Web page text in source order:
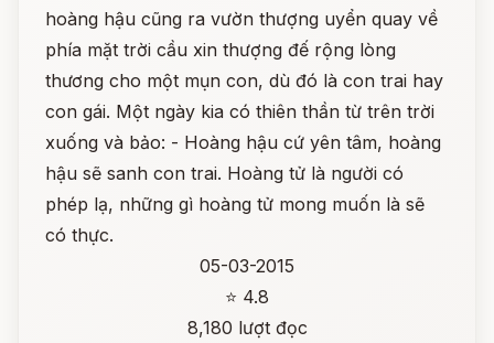
hoàng hậu cũng ra vườn thượng uyển quay về
phía mặt trời cầu xin thượng đế rộng lòng
thương cho một mụn con, dù đó là con trai hay
con gái. Một ngày kia có thiên thần từ trên trời
xuống và bảo: - Hoàng hậu cứ yên tâm, hoàng
hậu sẽ sanh con trai. Hoàng tử là người có
phép lạ, những gì hoàng tử mong muốn là sẽ
có thực.
05-03-2015
⭐ 4.8
8,180 lượt đọc